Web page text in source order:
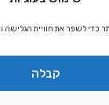
כדי לשפר את חוויית
קבלה